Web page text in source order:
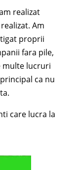
realizat
realizat. Am
proprii
fara pile,
multe lucruri
ca nu
care lucra la